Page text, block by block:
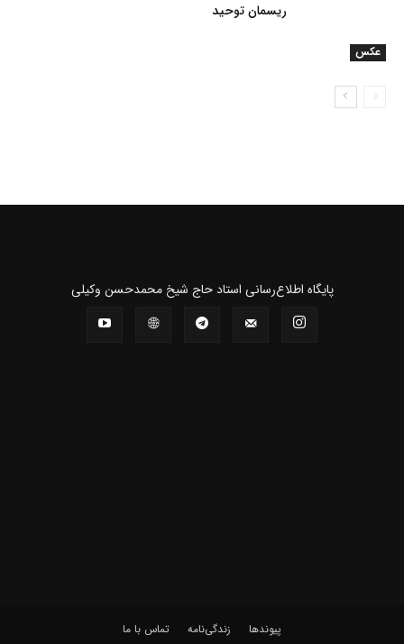
عکس
ریسمان توحید
پايگاه اطلاع‌رسانی استاد حاج شیخ محمدحسن وکیلی
پیوندها زندگی‌نامه تماس با ما